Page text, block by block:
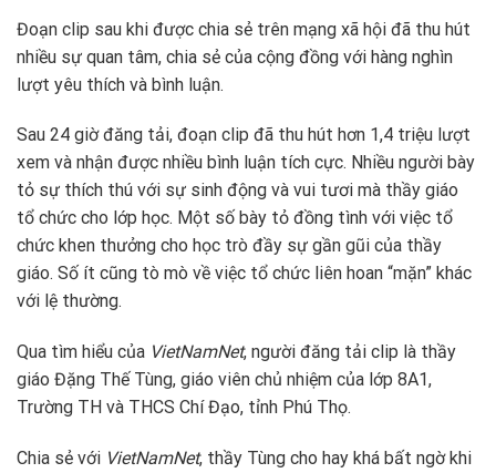
Đoạn clip sau khi được chia sẻ trên mạng xã hội đã thu hút
nhiều sự quan tâm, chia sẻ của cộng đồng với hàng nghìn
lượt yêu thích và bình luận.
Sau 24 giờ đăng tải, đoạn clip đã thu hút hơn 1,4 triệu lượt
xem và nhận được nhiều bình luận tích cực. Nhiều người bày
tỏ sự thích thú với sự sinh động và vui tươi mà thầy giáo
tổ chức cho lớp học. Một số bày tỏ đồng tình với việc tổ
chức khen thưởng cho học trò đầy sự gần gũi của thầy
giáo. Số ít cũng tò mò về việc tổ chức liên hoan “mặn” khác
với lệ thường.
Qua tìm hiểu của VietNamNet, người đăng tải clip là thầy
giáo Đặng Thế Tùng, giáo viên chủ nhiệm của lớp 8A1,
Trường TH và THCS Chí Đạo, tỉnh Phú Thọ.
Chia sẻ với VietNamNet, thầy Tùng cho hay khá bất ngờ khi